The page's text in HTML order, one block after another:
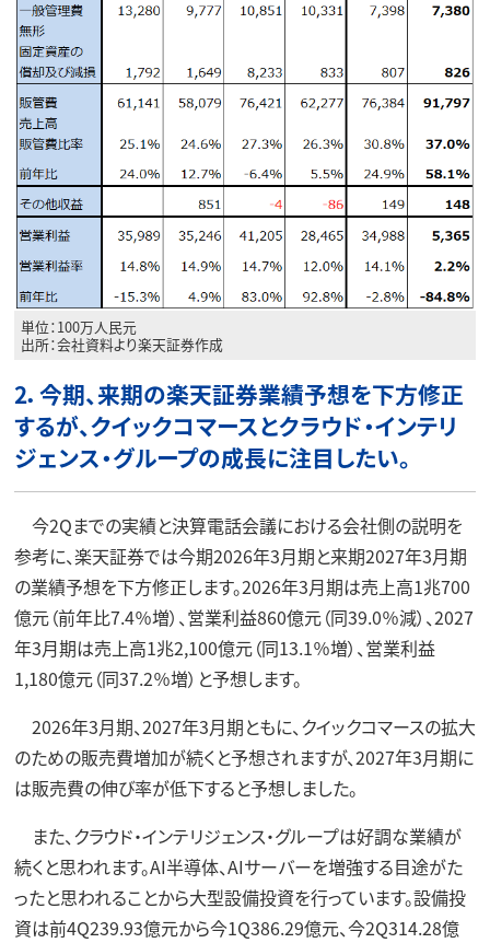
単位：100万人民元
出所：会社資料より楽天証券作成
2．今期、来期の楽天証券業績予想を下方修正
するが、クイックコマースとクラウド・インテリ
ジェンス・グループの成長に注目したい。
今2Qまでの実績と決算電話会議における会社側の説明を
参考に、楽天証券では今期2026年3月期と来期2027年3月期
の業績予想を下方修正します。2026年3月期は売上高1兆700
億元（前年比7.4％増）、営業利益860億元（同39.0％減）、2027
年3月期は売上高1兆2,100億元（同13.1％増）、営業利益
1,180億元（同37.2％増）と予想します。
2026年3月期、2027年3月期ともに、クイックコマースの拡大
のための販売費増加が続くと予想されますが、2027年3月期に
は販売費の伸び率が低下すると予想しました。
また、クラウド・インテリジェンス・グループは好調な業績が
続くと思われます。AI半導体、AIサーバーを増強する目途がた
ったと思われることから大型設備投資を行っています。設備投
資は前4Q239.93億元から今1Q386.29億元、今2Q314.28億